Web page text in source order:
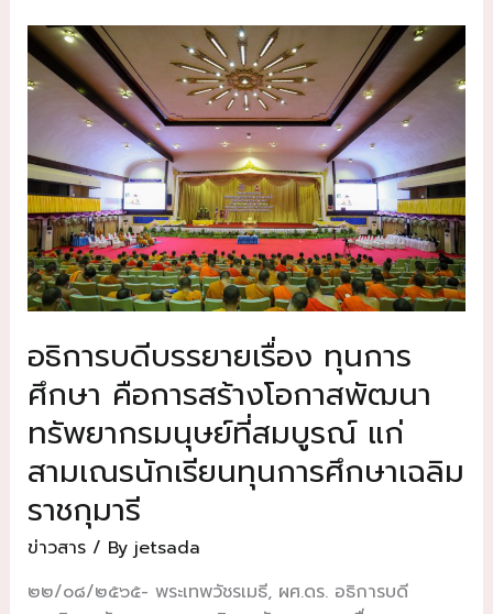
อธิการบดีบรรยายเรื่อง ทุนการ
ศึกษา คือการสร้างโอกาสพัฒนา
ทรัพยากรมนุษย์ที่สมบูรณ์ แก่
สามเณรนักเรียนทุนการศึกษาเฉลิม
ราชกุมารี
ข่าวสาร/ By jetsada
๒๒/๐๘/๒๕๖๕- พระเทพวัชรเมธี, ผศ.ดร. อธิการบดี